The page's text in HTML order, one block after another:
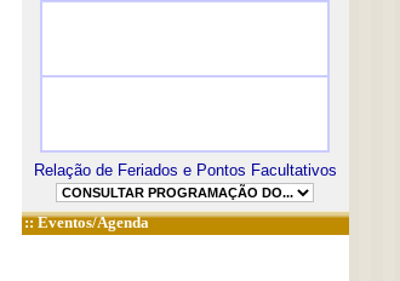
Relação de Feriados e Pontos Facultativos
::Eventos/Agenda